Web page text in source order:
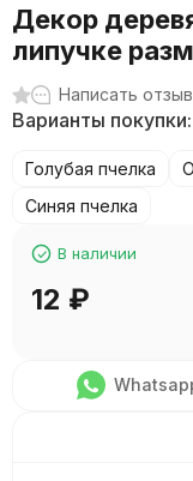
Декор
липучке
Написать отзыв
Варианты покупки:
Голубая пчелка
Синяя пчелка
В наличии
12 ₽